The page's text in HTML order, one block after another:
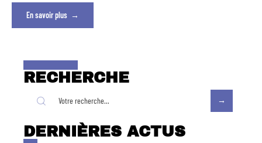
En savoir plus
RECHERCHE
DERNIÈRES ACTUS